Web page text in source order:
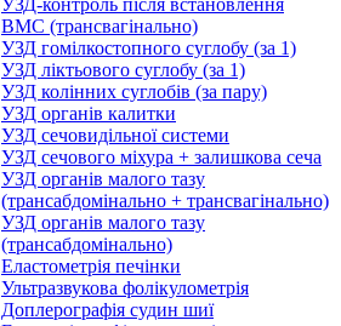
УЗД-контроль після встановлення
ВМС (трансвагінально)
УЗД гомілкостопного суглобу (за 1)
УЗД ліктьового суглобу (за 1)
УЗД колінних суглобів (за пару)
УЗД органів калитки
УЗД сечовидільної системи
УЗД сечового міхура + залишкова сеча
УЗД органів малого тазу
(трансабдомінально + трансвагінально)
УЗД органів малого тазу
(трансабдомінально)
Еластометрія печінки
Ультразвукова фолікулометрія
Доплерографія судин шиї